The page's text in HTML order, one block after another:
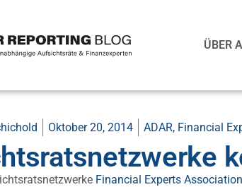
ÜBER
Oktober 20, 2014 ADAR, Financial
Financial Experts